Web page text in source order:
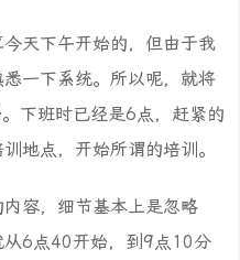
天下午开始的，但由于我
一下系统。所以呢，就将
下班时已经是6点，赶紧的
地点，开始所谓的培训。
容，细节基本上是忽略
从6点40开始，到9点10分